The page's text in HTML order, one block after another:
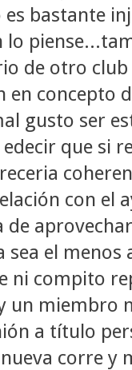
bastante
de otro
en concepto
gusto ser
que si
con el
de
sea el
ni compito
un
a título
corre y